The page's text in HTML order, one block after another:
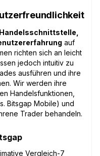
Handelsschnittstelle,
auf
richten sich an leicht
jedoch intuitiv zu
ausführen und ihre
Wir werden ihre
Handelsfunktionen,
Bitsgap Mobile) und
Trader behandeln.